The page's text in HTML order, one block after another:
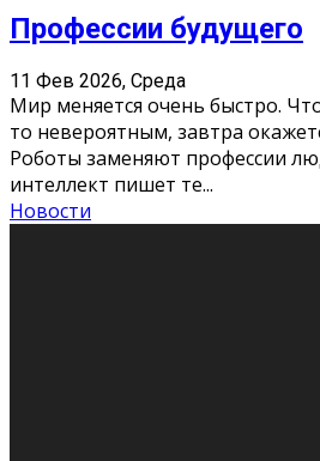
Как бороться со
11 Фев 2026, Среда
Стресс – нормальная реакция
факторов, воздействующих на
больше, чем ресурсов. Есть
стрессовым состояни
Новости